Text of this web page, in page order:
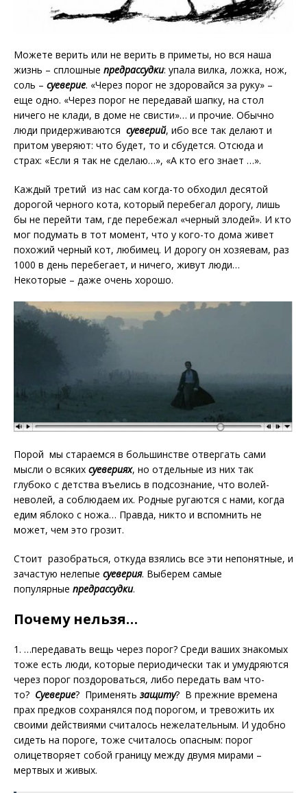
Можете верить или не верить в приметы, но вся наша
жизнь – сплошные предрассудки: упала вилка, ложка, нож,
соль – суеверие. «Через порог не здоровайся за руку» –
еще одно. «Через порог не передавай шапку, на стол
ничего не клади, в доме не свисти»… и прочие. Обычно
люди придерживаются суеверий, ибо все так делают и
притом уверяют: что будет, то и сбудется. Отсюда и
страх: «Если я так не сделаю…», «А кто его знает …».
Каждый третий из нас сам когда-то обходил десятой
дорогой черного кота, который перебегал дорогу, лишь
бы не перейти там, где перебежал «черный злодей». И кто
мог подумать в тот момент, что у кого-то дома живет
похожий черный кот, любимец. И дорогу он хозяевам, раз
1000 в день перебегает, и ничего, живут люди…
Некоторые – даже очень хорошо.
Порой мы стараемся в большинстве отвергать сами
мысли о всяких суевериях, но отдельные из них так
глубоко с детства въелись в подсознание, что волей-
неволей, а соблюдаем их. Родные ругаются с нами, когда
едим яблоко с ножа… Правда, никто и вспомнить не
может, чем это грозит.
Стоит разобраться, откуда взялись все эти непонятные, и
зачастую нелепые суеверия. Выберем самые
популярные предрассудки.
Почему нельзя…
1. …передавать вещь через порог? Среди ваших знакомых
тоже есть люди, которые периодически так и умудряются
через порог поздороваться, либо передать вам что-
то? Суеверие? Применять защиту? В прежние времена
прах предков сохранялся под порогом, и тревожить их
своими действиями считалось нежелательным. И удобно
сидеть на пороге, тоже считалось опасным: порог
олицетворяет собой границу между двумя мирами –
мертвых и живых.